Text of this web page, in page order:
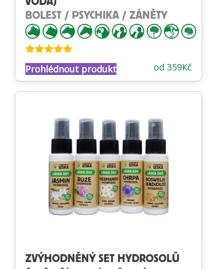
BOLEST / PSYCHIKA / ZÁNĚTY
Hodnocení
4.74z 5 od 359Kč
Prohlédnout produkt
ZVÝHODNĚNÝ SET HYDROSOLŮ